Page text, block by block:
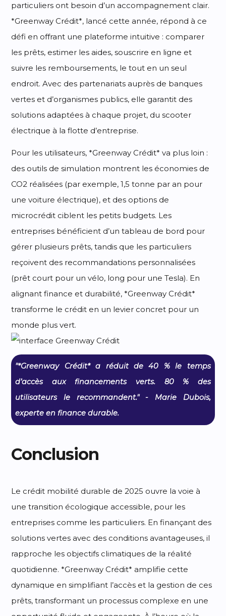
particuliers ont besoin d’un accompagnement clair.
*Greenway Crédit*, lancé cette année, répond à ce
défi en offrant une plateforme intuitive : comparer
les prêts, estimer les aides, souscrire en ligne et
suivre les remboursements, le tout en un seul
endroit. Avec des partenariats auprès de banques
vertes et d’organismes publics, elle garantit des
solutions adaptées à chaque projet, du scooter
électrique à la flotte d’entreprise.
Pour les utilisateurs, *Greenway Crédit* va plus loin :
des outils de simulation montrent les économies de
CO2 réalisées (par exemple, 1,5 tonne par an pour
une voiture électrique), et des options de
microcrédit ciblent les petits budgets. Les
entreprises bénéficient d’un tableau de bord pour
gérer plusieurs prêts, tandis que les particuliers
reçoivent des recommandations personnalisées
(prêt court pour un vélo, long pour une Tesla). En
alignant finance et durabilité, *Greenway Crédit*
transforme le crédit en un levier concret pour un
monde plus vert.
"*Greenway Crédit* a réduit de 40 % le temps
d’accès aux financements verts. 80 % des
utilisateurs le recommandent." - Marie Dubois,
experte en finance durable.
Conclusion
Le crédit mobilité durable de 2025 ouvre la voie à
une transition écologique accessible, pour les
entreprises comme les particuliers. En finançant des
solutions vertes avec des conditions avantageuses, il
rapproche les objectifs climatiques de la réalité
quotidienne. *Greenway Crédit* amplifie cette
dynamique en simplifiant l’accès et la gestion de ces
prêts, transformant un processus complexe en une